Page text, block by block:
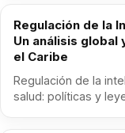
Regulación de la
Un análisis global
el Caribe
Regulación de la
salud: políticas y